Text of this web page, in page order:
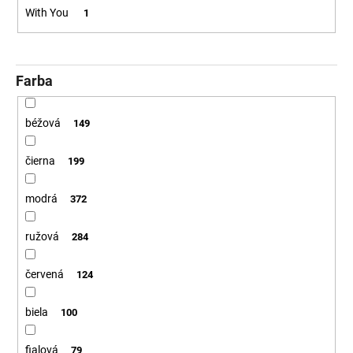
With You 1
Farba
béžová 149
čierna 199
modrá 372
ružová 284
červená 124
biela 100
fialová 79